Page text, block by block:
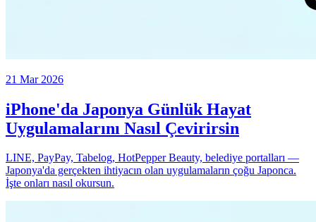
21 Mar 2026
iPhone'da Japonya Günlük Hayat
Uygulamalarını Nasıl Çevirirsin
LINE, PayPay, Tabelog, HotPepper Beauty, belediye portalları —
Japonya'da gerçekten ihtiyacın olan uygulamaların çoğu Japonca.
İşte onları nasıl okursun.